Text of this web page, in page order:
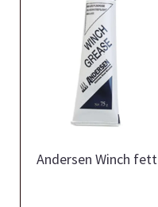
Andersen Winch fett